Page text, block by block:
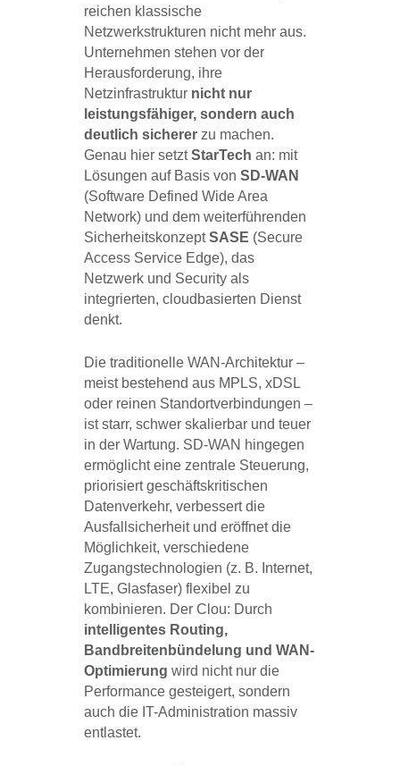
reichen klassische
Netzwerkstrukturen nicht mehr aus.
Unternehmen stehen vor der
Herausforderung, ihre
Netzinfrastruktur nicht nur
leistungsfähiger, sondern auch
deutlich sicherer zu machen.
Genau hier setztStarTech an: mit
Lösungen auf Basis von SD-WAN
(Software Defined Wide Area
Network) und dem weiterführenden
SicherheitskonzeptSASE (Secure
Access Service Edge), das
Netzwerk und Security als
integrierten, cloudbasierten Dienst
denkt.
Die traditionelle WAN-Architektur –
meist bestehend aus MPLS, xDSL
oder reinen Standortverbindungen –
ist starr, schwer skalierbar und teuer
in der Wartung. SD-WAN hingegen
ermöglicht eine zentrale Steuerung,
priorisiert geschäftskritischen
Datenverkehr, verbessert die
Ausfallsicherheit und eröffnet die
Möglichkeit, verschiedene
Zugangstechnologien (z. B. Internet,
LTE, Glasfaser) flexibel zu
kombinieren. Der Clou: Durch
intelligentes Routing,
Bandbreitenbündelung und WAN-
Optimierung wird nicht nur die
Performance gesteigert, sondern
auch die IT-Administration massiv
entlastet.